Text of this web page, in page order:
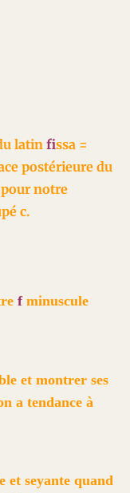
latin fissa =
postérieure du
notre
c.
fminuscule
et montrer ses
a tendance à
et seyante quand